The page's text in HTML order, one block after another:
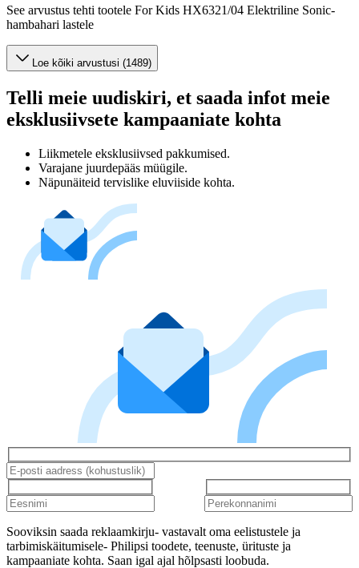
See arvustus tehti tootele For Kids HX6321/04 Elektriline Sonic-
hambahari lastele
Loe kõiki arvustusi (1489)
Telli meie uudiskiri, et saada infot meie
eksklusiivsete kampaaniate kohta
Liikmetele eksklusiivsed pakkumised.
Varajane juurdepääs müügile.
Näpunäiteid tervislike eluviiside kohta.
Sooviksin saada reklaamkirju- vastavalt oma eelistustele ja
tarbimiskäitumisele- Philipsi toodete, teenuste, ürituste ja
kampaaniate kohta. Saan igal ajal hõlpsasti loobuda.